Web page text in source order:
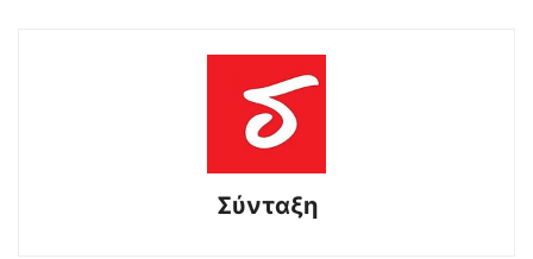
Σύνταξη